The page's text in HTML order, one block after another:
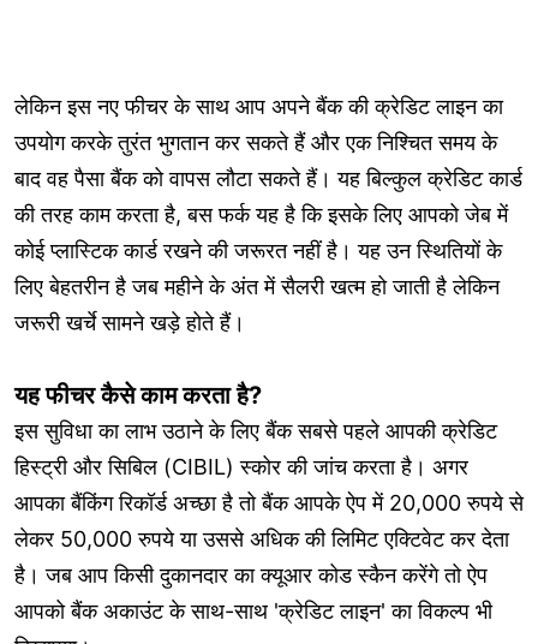
लेकिन इस नए फीचर के साथ आप अपने बैंक की क्रेडिट लाइन का
उपयोग करके तुरंत भुगतान कर सकते हैं और एक निश्चित समय के
बाद वह पैसा बैंक को वापस लौटा सकते हैं। यह बिल्कुल क्रेडिट कार्ड
की तरह काम करता है, बस फर्क यह है कि इसके लिए आपको जेब में
कोई प्लास्टिक कार्ड रखने की जरूरत नहीं है। यह उन स्थितियों के
लिए बेहतरीन है जब महीने के अंत में सैलरी खत्म हो जाती है लेकिन
जरूरी खर्चे सामने खड़े होते हैं।
यह फीचर कैसे काम करता है?
इस सुविधा का लाभ उठाने के लिए बैंक सबसे पहले आपकी क्रेडिट
हिस्ट्री और सिबिल (CIBIL) स्कोर की जांच करता है। अगर
आपका बैंकिंग रिकॉर्ड अच्छा है तो बैंक आपके ऐप में 20,000 रुपये से
लेकर 50,000 रुपये या उससे अधिक की लिमिट एक्टिवेट कर देता
है। जब आप किसी दुकानदार का क्यूआर कोड स्कैन करेंगे तो ऐप
आपको बैंक अकाउंट के साथ-साथ 'क्रेडिट लाइन' का विकल्प भी